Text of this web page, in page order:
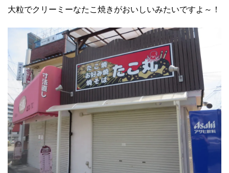
大粒でクリーミーなたこ焼きがおいしいみたいですよ～！